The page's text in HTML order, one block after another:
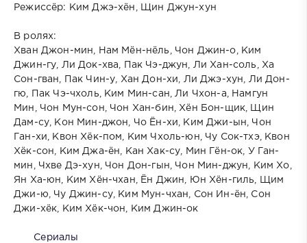
Режиссёр: Ким Джэ-хён, Щин Джун-хун
В ролях:
Хван Джон-мин, Нам Мён-нёль, Чон Джин-о, Ким
Джин-гу, Ли Док-хва, Пак Чэ-джун, Ли Хан-соль, Ха
Сон-гван, Пак Чин-у, Хан Дон-хи, Ли Джэ-хун, Ли Дон-
гю, Пак Чэ-чхоль, Ким Мин-сан, Ли Чхон-а, Намгун
Мин, Чон Мун-сон, Чон Хан-бин, Хён Бон-щик, Щин
Дам-су, Кон Мин-джон, Чо Ён-хи, Ким Джи-ын, Чон
Ган-хи, Квон Хёк-пом, Ким Чхоль-юн, Чу Сок-тхэ, Квон
Хёк-сон, Ким Джа-ён, Кан Хак-су, Мин Гён-ок, У Ган-
мин, Чхве Дэ-хун, Чон Дон-гын, Чон Мин-джун, Ким Хо,
Ян Ха-юн, Ким Хён-чхан, Ён Джин, Юн Хён-гиль, Щим
Джи-ю, Чу Джин-су, Ким Мун-чхан, Сон Ин-ён, Сон
Джи-хёк, Ким Хёк-чон, Ким Джин-ок
Сериалы